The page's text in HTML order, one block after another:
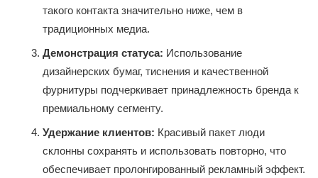
такого контакта значительно ниже, чем в
традиционных медиа.
Демонстрация статуса: Использование
дизайнерских бумаг, тиснения и качественной
фурнитуры подчеркивает принадлежность бренда к
премиальному сегменту.
Удержание клиентов: Красивый пакет люди
склонны сохранять и использовать повторно, что
обеспечивает пролонгированный рекламный эффект.